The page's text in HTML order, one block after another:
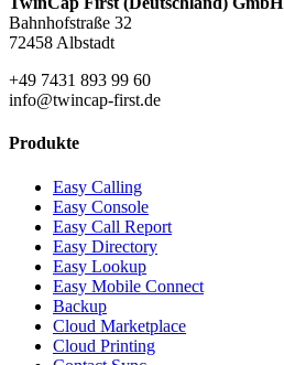
Bahnhofstraße 32
72458 Albstadt
+49 7431 893 99 60
info@twincap-first.de
Produkte
Easy Calling
Easy Console
Easy Call Report
Easy Directory
Easy Lookup
Easy Mobile Connect
Backup
Cloud Marketplace
Cloud Printing